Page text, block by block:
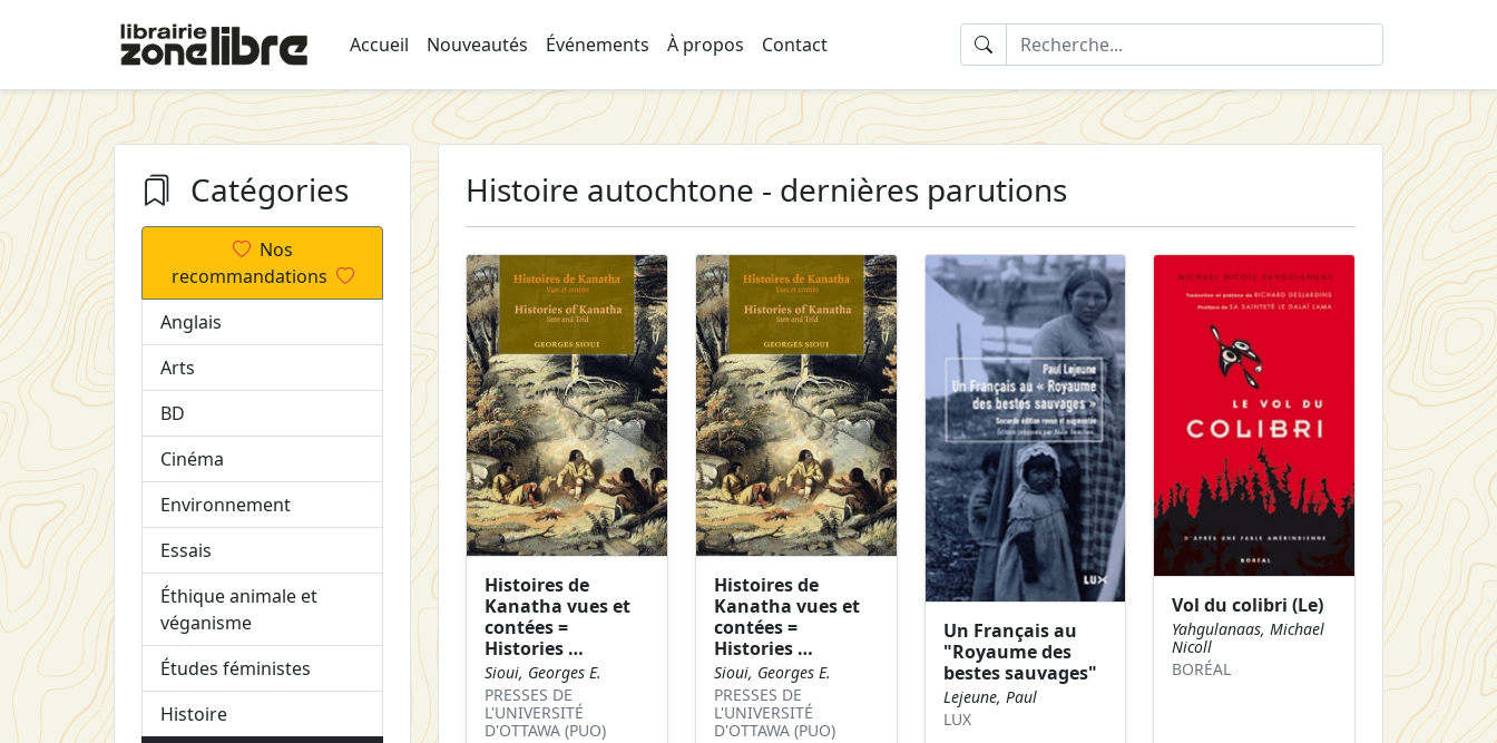
Accueil Nouveautés Événements À propos Contact
Catégories
Nos
recommandations
Anglais
Arts
BD
Cinéma
Environnement
Essais
Éthique animale et
véganisme
Études féministes
Histoire
Histoire autochtone - dernières parutions
Histoires de
Kanatha vues et
contées =
Histories …
Sioui, Georges E.
PRESSES DE
L'UNIVERSITÉ
D'OTTAWA (PUO)
Histoires de
Kanatha vues et
contées =
Histories …
Sioui, Georges E.
PRESSES DE
L'UNIVERSITÉ
D'OTTAWA (PUO)
Un Français au
"Royaume des
bestes sauvages"
Lejeune, Paul
LUX
Vol du colibri (Le)
Yahgulanaas, Michael
Nicoll
BORÉAL